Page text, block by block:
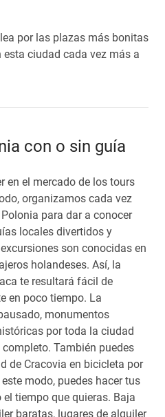
por las plazas más bonitas
ciudad cada vez más a
con o sin guía
en el mercado de los tours
organizamos cada vez
para dar a conocer
locales divertidos y
son conocidas en
holandeses. Así, la
te resultará fácil de
en poco tiempo. La
monumentos
por toda la ciudad
También puedes
de Cracovia en bicicleta por
modo, puedes hacer tus
tiempo que quieras. Baja
baratas, lugares de alquiler